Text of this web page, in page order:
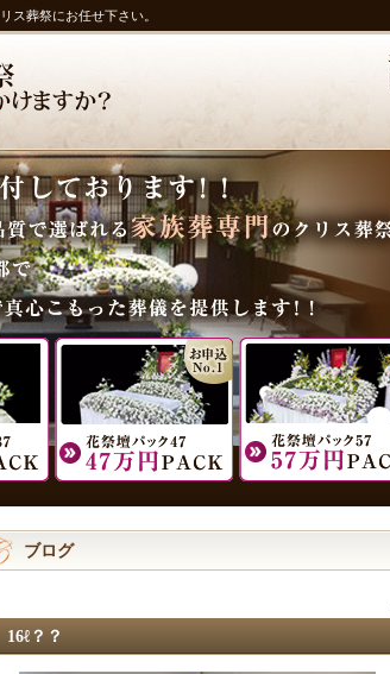
ス葬祭にお任せ下さい。
ブログ
16ℓ？？